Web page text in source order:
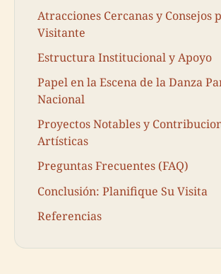
Atracciones Cercanas y Consejos
Visitante
Estructura Institucional y Apoyo
Papel en la Escena de la Danza
Nacional
Proyectos Notables y
Artísticas
Preguntas Frecuentes (FAQ)
Conclusión: Planifique Su Visita
Referencias